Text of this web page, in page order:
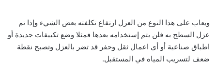
ويعاب على هذا النوع من العزل ارتفاع تكلفته بعض الشيء وإذا تم
عزل السطح به فلن يتم إستخدامه بعدها فمثلا وضع تكييفات جديدة أو
اطباق صناعية أو أي اعمال ثقل وحفر قد تضر بالعزل وتصبح نقطة
ضعف لتسريب المياه في المستقبل.